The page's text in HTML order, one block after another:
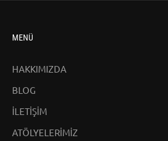
MENÜ
HAKKIMIZDA
BLOG
İLETİŞİM
ATÖLYELERİMİZ